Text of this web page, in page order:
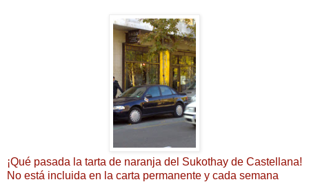
¡Qué pasada la tarta de naranja del Sukothay de Castellana!
No está incluida en la carta permanente y cada semana